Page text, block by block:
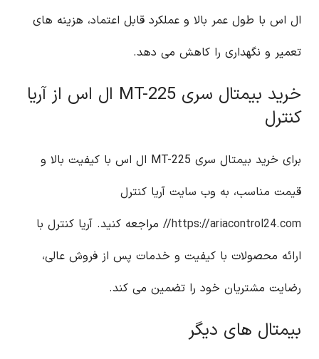
ال اس با طول عمر بالا و عملکرد قابل اعتماد، هزینه های
تعمیر و نگهداری را کاهش می دهد.
خرید بیمتال سری MT-225 ال اس از آریا
کنترل
برای خرید بیمتال سری MT-225 ال اس با کیفیت بالا و
قیمت مناسب، به وب سایت آریا کنترل
https://ariacontrol24.com//
مراجعه کنید. آریا کنترل با
ارائه محصولات با کیفیت و خدمات پس از فروش عالی،
رضایت مشتریان خود را تضمین می کند.
بیمتال های دیگر